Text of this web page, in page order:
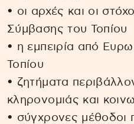
• οι αρχές και οι
Σύμβασης του Τοπίου
• η εμπειρία από
Τοπίου
• ζητήματα
κληρονομιάς και
• σύγχρονες μέθοδοι